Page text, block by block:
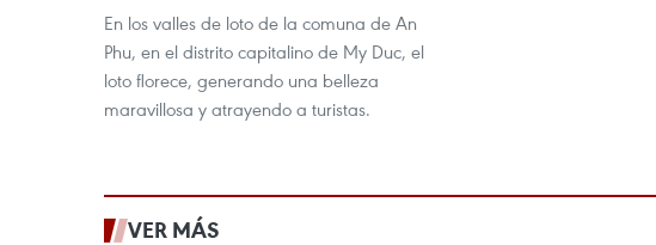
En los valles de loto de la comuna de An
Phu, en el distrito capitalino de My Duc, el
loto florece, generando una belleza
maravillosa y atrayendo a turistas.
VER MÁS